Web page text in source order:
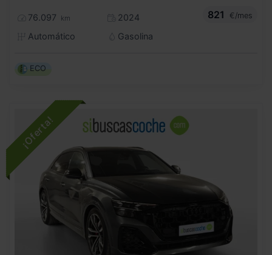
76.097 km
2024
Automático
Gasolina
821
€/mes
ECO